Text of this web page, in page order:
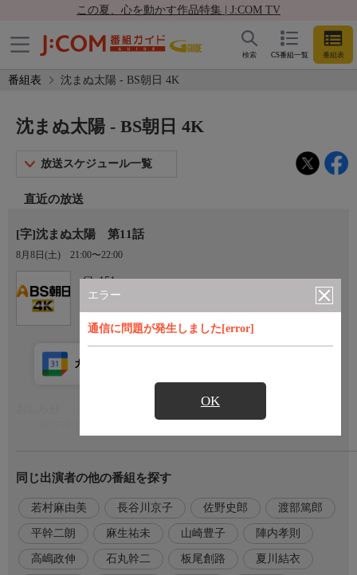
この夏、心を動かす作品特集 | J:COM TV
CS番組一覧 番組表
検索
番組表 沈まぬ太陽 - BS朝日 4K
エラー
通信に問題が発生しました[error]
OK
沈まぬ太陽 - BS朝日 4K
放送スケジュール一覧
直近の放送
[字]沈まぬ太陽 第11話
8月8日(土) 21:00〜22:00
Ch.151
BS朝日 4K
カレンダー登録
大阪の遺族との補償交渉を任された恩地は、初めての仕事に戸惑
いつつも担当する家庭を訪ねる。夫を亡くした鈴木夏子は幼い息
子を持ちながらも昼間から酒を飲むほど自暴自棄になり、姑とは
補償金のことでもめていた。恩地は残された家族の苦しみに寄り
添おうとするが、補償のプロの異名を持つ遺族係・古溝と意見が
対立する。補償交渉が難航する中、堂本社長は弔問先の遺族の家
同じ出演者の他の番組を探す
若村麻由美 長谷川京子 佐野史郎 渡部篤郎
平幹二朗 麻生祐未 山崎豊子 陣内孝則
高嶋政伸 石丸幹二 板尾創路 夏川結衣